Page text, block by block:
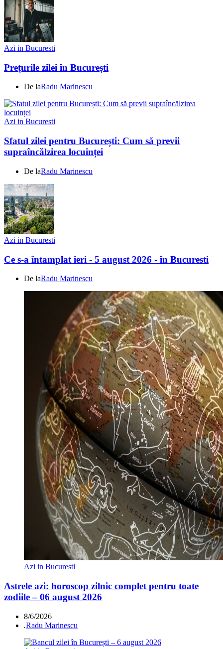
Azi in Bucuresti
Prețurile zilei în București
De laRadu Marinescu
Azi in Bucuresti
Sfatul zilei pentru București: Cum să previi
supraîncălzirea locuinței
De laRadu Marinescu
Azi in Bucuresti
Ce s-a întamplat ieri - 5 august 2026 - în Bucuresti
De laRadu Marinescu
Azi in Bucuresti
Astrele azi: horoscop zilnic complet pentru toate
zodiile – 06 august 2026
8/6/2026
.Radu Marinescu